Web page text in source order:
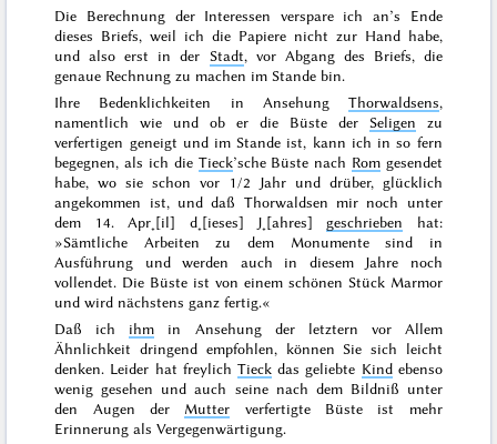
Die Berechnung der Interessen verspare ich an’s Ende
dieses Briefs, weil ich die Papiere nicht zur Hand habe,
und also erst in der Stadt, vor Abgang des Briefs, die
genaue Rechnung zu machen im Stande bin.
Ihre Bedenklichkeiten in Ansehung Thorwaldsens,
namentlich wie und ob er die Büste der Seligen zu
verfertigen geneigt und im Stande ist, kann ich in so fern
begegnen, als ich die Tieck’sche Büste nach Romgesendet
habe, wo sie schon vor 1/2 Jahr und drüber, glücklich
angekommen ist, und daß Thorwaldsen mir noch unter
dem 14. Apr˖[il] d˖[ieses] J˖[ahres] geschrieben hat:
»Sämtliche Arbeiten zu dem Monumente sind in
Ausführung und werden auch in diesem Jahre noch
vollendet. Die Büste ist von einem schönen Stück Marmor
und wird nächstens ganz fertig.«
Daß ich ihm in Ansehung der letztern vor Allem
Ähnlichkeit dringend empfohlen, können Sie sich leicht
denken. Leider hat freylich Tieck das geliebte Kindebenso
wenig gesehen und auch seine nach dem Bildniß unter
den Augen der Mutter verfertigte Büste ist mehr
Erinnerung als Vergegenwärtigung.